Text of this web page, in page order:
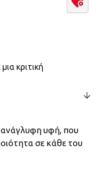
κριτική
ανάγλυφη υφή, που
σε κάθε του